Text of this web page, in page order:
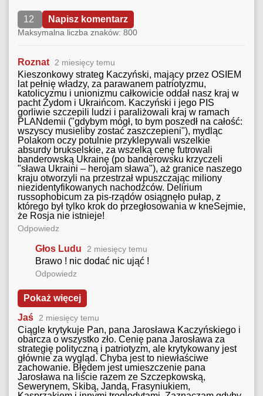
12 Napisz komentarz
Maksymalna liczba znaków: 800
Roznat 2 miesięcy temu
Kieszonkowy strateg Kaczyński, mający przez OSIEM
lat pełnię władzy, za parawanem patriotyzmu,
katolicyzmu i unionizmu całkowicie oddał nasz kraj w
pacht Żydom i Ukraińcom. Kaczyński i jego PIS
gorliwie szczepili ludzi i paraliżowali kraj w ramach
PLANdemii ("gdybym mógł, to bym poszedł na całość:
wszyscy musieliby zostać zaszczepieni"), mydląc
Polakom oczy potulnie przyklepywali wszelkie
absurdy brukselskie, za wszelką cenę futrowali
banderowską Ukrainę (po banderowsku krzyczeli
"sława Ukraini – herojam sława"), aż granice naszego
kraju otworzyli na przestrzał wpuszczając miliony
niezidentyfikowanych nachodźców. Delirium
russophobicum za pis-rządów osiągnęło pułap, z
którego był tylko krok do przegłosowania w kneSejmie,
że Rosja nie istnieje!
Odpowiedz
Głos Ludu 2 miesięcy temu
Brawo ! nic dodać nic ująć !
Odpowiedz
Pokaż więcej
Jaś
2 miesięcy temu
Ciągle krytykuje Pan, pana Jarosława Kaczyńskiego i
obarcza o wszystko zło. Cenię pana Jarosława za
strategię polityczną i patriotyzm, ale krytykowany jest
głównie za wygląd. Chyba jest to niewłaściwe
zachowanie. Błędem jest umieszczenie pana
Jarosława na liście razem ze Szczepkowską,
Sewerynem, Skibą, Jandą, Frasyniukiem,